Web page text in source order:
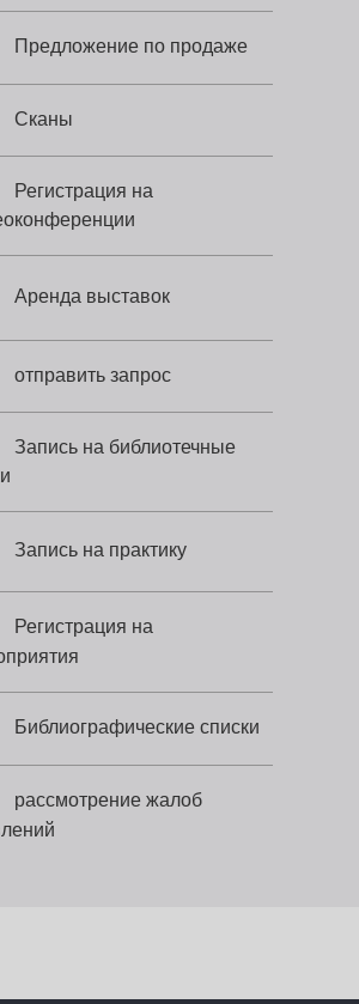
Предложение по продаже
Сканы
Регистрация на
Аренда выставок
отправить запрос
Запись на библиотечные
Запись на практику
Регистрация на
Библиографические списки
рассмотрение жалоб